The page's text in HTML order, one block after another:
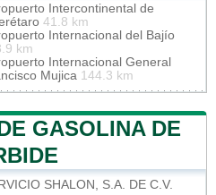
Intercontinental de
41.8 km
Internacional del Bajío
km
Internacional General
Mujica 144.3 km
GASOLINA DE
SHALON, S.A. DE C.V.